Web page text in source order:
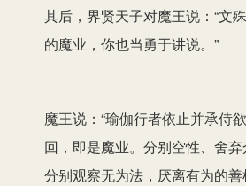
其后，界贤天子对魔王说：“文
的魔业，你也当勇于讲说。”
魔王说：“瑜伽行者依止并承侍
回，即是魔业。分别空性、舍弃
分别观察无为法，厌离有为的